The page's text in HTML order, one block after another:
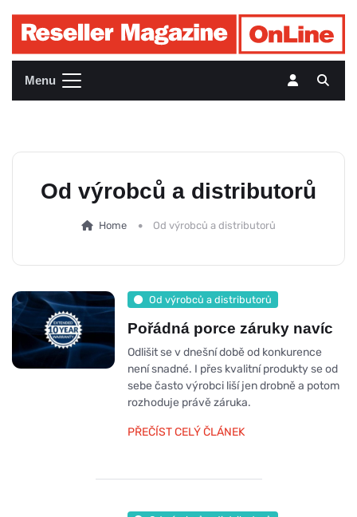
Menu
Od výrobců a distributorů
Home Od výrobců a distributorů
Od výrobců a distributorů
Pořádná porce záruky navíc
Odlišit se v dnešní době od konkurence
není snadné. I přes kvalitní produkty se od
sebe často výrobci liší jen drobně a potom
rozhoduje právě záruka.
PŘEČÍST CELÝ ČLÁNEK